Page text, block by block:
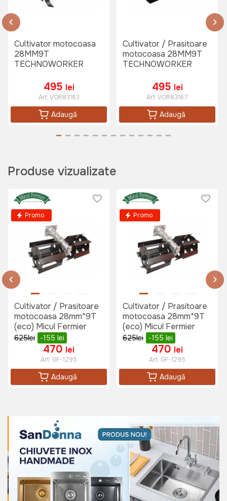
Cultivator motocoasa
28MM9T
TECHNOWORKER
495 lei
Art:VOR83163
Adaugă
Cultivator / Prasitoare
motocoasa 28MM9T
TECHNOWORKER
495 lei
Art:VOR83167
Adaugă
Produse vizualizate
Promo
Cultivator / Prasitoare
motocoasa 28mm*9T
(eco) Micul Fermier
625lei -155 lei
470 lei
Art: GF-1295
Adaugă
Promo
Cultivator / Prasitoare
motocoasa 28mm*9T
(eco) Micul Fermier
625lei -155 lei
470 lei
Art: GF-1295
Adaugă